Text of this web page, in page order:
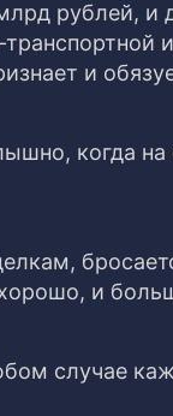
рублей, и
и
когда
и
случае